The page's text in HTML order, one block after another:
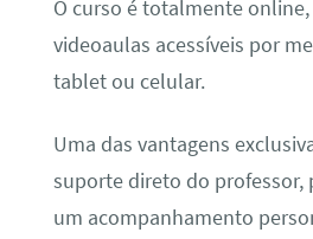
O curso é totalmente
videoaulas acessíveis por
tablet ou celular.
Uma das vantagens
suporte direto do professor,
um acompanhamento